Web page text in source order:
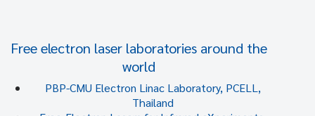
Free electron laser laboratories around the
world
PBP-CMU Electron Linac Laboratory, PCELL,
Thailand